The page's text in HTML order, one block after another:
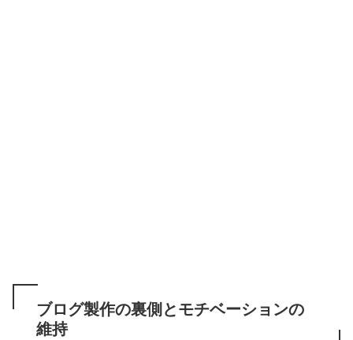
ブログ製作の裏側とモチベーションの
維持